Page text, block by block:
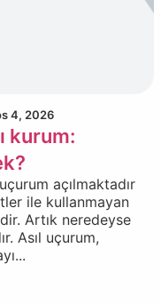
4, 2026
kurum:
açılmaktadır
ile kullanmayan
Artık neredeyse
Asıl uçurum,